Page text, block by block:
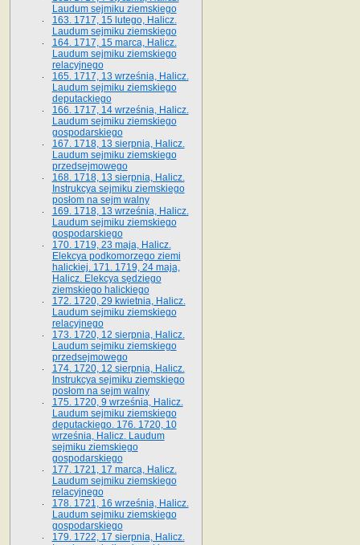
Laudum sejmiku ziemskiego
163. 1717, 15 lutego, Halicz.
Laudum sejmiku ziemskiego
164. 1717, 15 marca, Halicz.
Laudum sejmiku ziemskiego
relacyjnego
165. 1717, 13 września, Halicz.
Laudum sejmiku ziemskiego
deputackiego
166. 1717, 14 września, Halicz.
Laudum sejmiku ziemskiego
gospodarskiego
167. 1718, 13 sierpnia, Halicz.
Laudum sejmiku ziemskiego
przedsejmowego
168. 1718, 13 sierpnia, Halicz.
Instrukcya sejmiku ziemskiego
posłom na sejm walny
169. 1718, 13 września, Halicz.
Laudum sejmiku ziemskiego
gospodarskiego
170. 1719, 23 maja, Halicz.
Elekcya podkomorzego ziemi
halickiej. 171. 1719, 24 maja,
Halicz. Elekcya sędziego
ziemskiego halickiego
172. 1720, 29 kwietnia, Halicz.
Laudum sejmiku ziemskiego
relacyjnego
173. 1720, 12 sierpnia, Halicz.
Laudum sejmiku ziemskiego
przedsejmowego
174. 1720, 12 sierpnia, Halicz.
Instrukcya sejmiku ziemskiego
posłom na sejm walny
175. 1720, 9 września, Halicz.
Laudum sejmiku ziemskiego
deputackiego. 176. 1720, 10
września, Halicz. Laudum
sejmiku ziemskiego
gospodarskiego
177. 1721, 17 marca, Halicz.
Laudum sejmiku ziemskiego
relacyjnego
178. 1721, 16 września, Halicz.
Laudum sejmiku ziemskiego
gospodarskiego
179. 1722, 17 sierpnia, Halicz.